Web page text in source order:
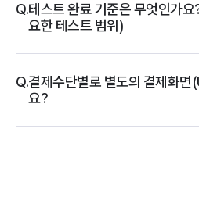
Q.테스트 완료 기준은 무엇인가
요한 테스트 범위)
Q.결제수단별로 별도의 결제화면
요?